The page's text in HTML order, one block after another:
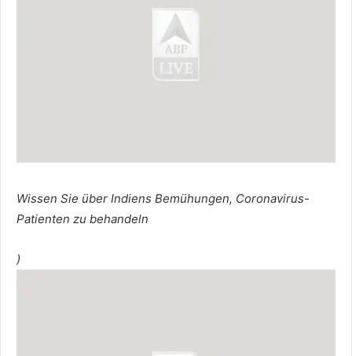
Wissen Sie über Indiens Bemühungen, Coronavirus-
Patienten zu behandeln
)